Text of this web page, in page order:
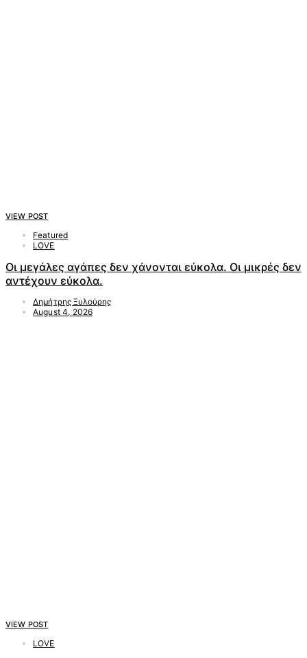
VIEW POST
Featured
LOVE
Οι μεγάλες αγάπες δεν χάνονται εύκολα. Οι μικρές δεν
αντέχουν εύκολα.
Δημήτρης Ξυλούρης
August 4, 2026
VIEW POST
LOVE